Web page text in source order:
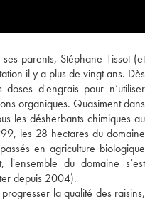
parents, Stéphane Tissot (et
il y a plus de vingt ans. Dès
d'engrais pour n’utiliser
organiques. Quasiment dans
les désherbants chimiques au
les 28 hectares du domaine
en agriculture biologique
l'ensemble du domaine s’est
depuis 2004).
la qualité des raisins,